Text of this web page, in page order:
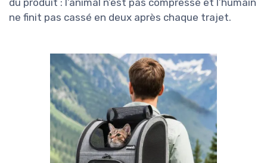
ne finit pas cassé en deux après chaque trajet.